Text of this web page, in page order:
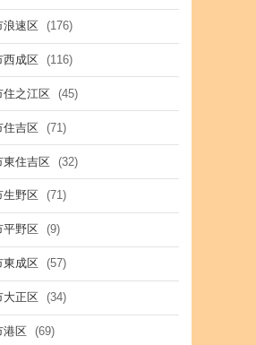
浪速区 (176)
西成区 (116)
住之江区 (45)
住吉区 (71)
東住吉区 (32)
生野区 (71)
平野区 (9)
東成区 (57)
大正区 (34)
港区 (69)